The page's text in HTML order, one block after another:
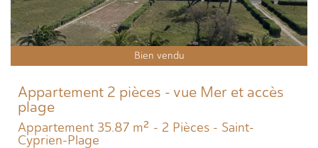
Bien vendu
Appartement 2 pièces - vue Mer et accès
plage
Appartement 35.87 m² - 2 Pièces - Saint-
Cyprien-Plage